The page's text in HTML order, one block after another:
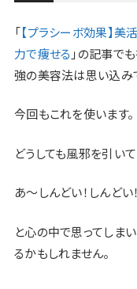
「【プラシーボ効果】美
力で痩せる 」の記事で
強の美容法は思い込み
今回もこれを使います。
どうしても風邪を引いて
あ〜しんどい！しんどい
と心の中で思ってしま
るかもしれません。